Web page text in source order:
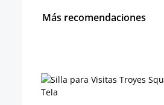
Más recomendaciones